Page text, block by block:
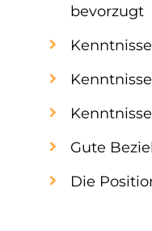
bevorzugt
Gute
Die